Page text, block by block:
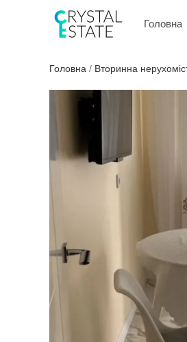
Головна
Головна / Вторинна